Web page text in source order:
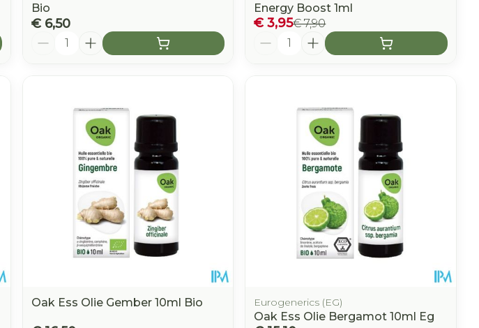
Bio
€ 6,50
Aantal
Energy Boost 1ml
€ 7,90
€ 3,95
Aantal
Oak Ess Olie Gember 10ml Bio Eurogenerics (EG)
Oak Ess Olie Bergamot 10ml Eg